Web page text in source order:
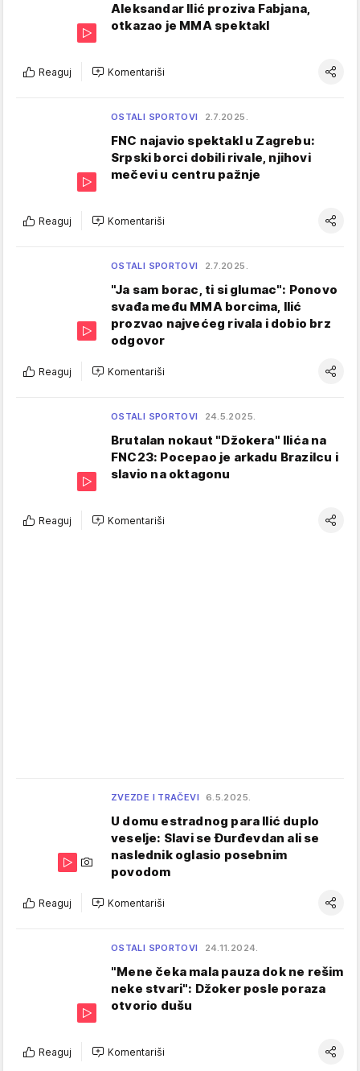
Aleksandar Ilić proziva Fabjana,
otkazao je MMA spektakl
Reaguj Komentariši
OSTALI SPORTOVI 2.7.2025.
FNC najavio spektakl u Zagrebu:
Srpski borci dobili rivale, njihovi
mečevi u centru pažnje
Reaguj Komentariši
OSTALI SPORTOVI 2.7.2025.
"Ja sam borac, ti si glumac": Ponovo
svađa među MMA borcima, Ilić
prozvao najvećeg rivala i dobio brz
odgovor
Reaguj Komentariši
OSTALI SPORTOVI 24.5.2025.
Brutalan nokaut "Džokera" Ilića na
FNC23: Pocepao je arkadu Brazilcu i
slavio na oktagonu
Reaguj Komentariši
ZVEZDE I TRAČEVI 6.5.2025.
U domu estradnog para Ilić duplo
veselje: Slavi se Đurđevdan ali se
naslednik oglasio posebnim
povodom
Reaguj Komentariši
OSTALI SPORTOVI 24.11.2024.
"Mene čeka mala pauza dok ne rešim
neke stvari": Džoker posle poraza
otvorio dušu
Reaguj Komentariši